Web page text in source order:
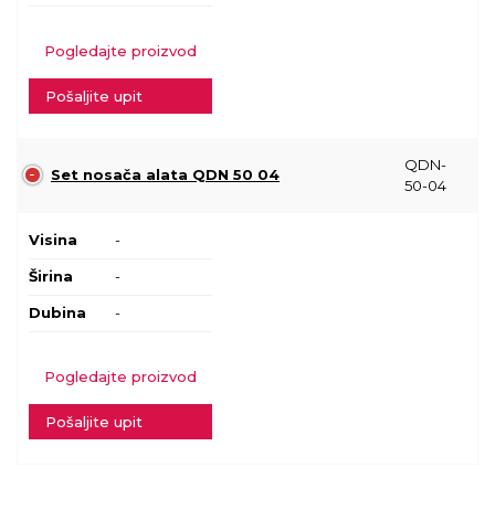
Pogledajte proizvod
Pošaljite upit
Set nosača alata QDN 50 04
QDN-
50-04
Visina -
Širina -
Dubina -
Pogledajte proizvod
Pošaljite upit